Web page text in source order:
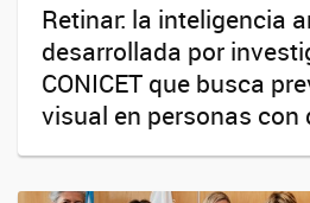
Retinar: la inteligencia
desarrollada por
CONICET que busca
visual en personas con